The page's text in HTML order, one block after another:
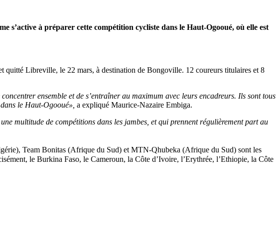
s’active à préparer cette compétition cycliste dans le Haut-Ogooué, où elle est
quitté Libreville, le 22 mars, à destination de Bongoville. 12 coureurs titulaires et 8
ensemble et de s’entraîner au maximum avec leurs encadreurs. Ils sont tous
le Haut-Ogooué», a expliqué Maurice-Nazaire Embiga.
multitude de compétitions dans les jambes, et qui prennent régulièrement part au
Team Bonitas (Afrique du Sud) et MTN-Qhubeka (Afrique du Sud) sont les
le Burkina Faso, le Cameroun, la Côte d’Ivoire, l’Erythrée, l’Ethiopie, la Côte